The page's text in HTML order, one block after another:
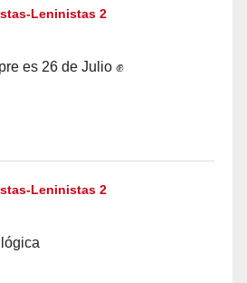
Leninistas 2
es 26 de Julio ✊
Leninistas 2